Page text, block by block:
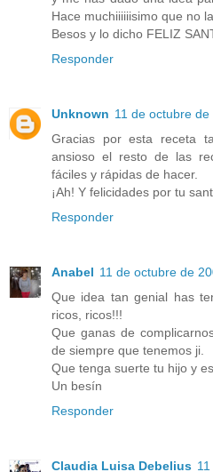
Hace muchiiiiiisimo que no
Besos y lo dicho FELIZ
Responder
Unknown 11 de octubre
Gracias por esta receta
ansioso el resto de las
fáciles y rápidas de hacer.
¡Ah! Y felicidades por tu
Responder
Anabel 11 de octubre de
Que idea tan genial has
ricos, ricos!!!
Que ganas de
de siempre que tenemos ji.
Que tenga suerte tu hijo y
Un besín
Responder
Claudia Luisa Debelius